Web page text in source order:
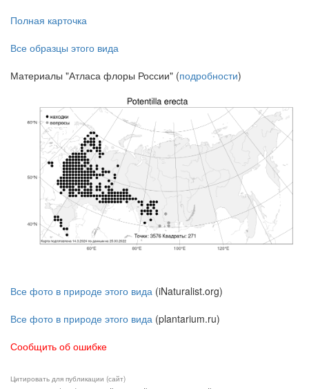
Полная карточка
Все образцы этого вида
Материалы "Атласа флоры России" (подробности)
Все фото в природе этого вида (iNaturalist.org)
Все фото в природе этого вида (plantarium.ru)
Сообщить об ошибке
Цитировать для публикации (сайт)